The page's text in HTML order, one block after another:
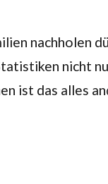
nachholen
nicht
ist das alles